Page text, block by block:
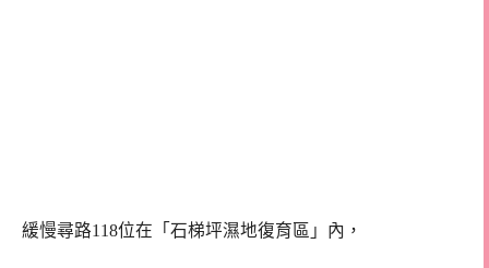
緩慢尋路118位在「石梯坪濕地復育區」內，